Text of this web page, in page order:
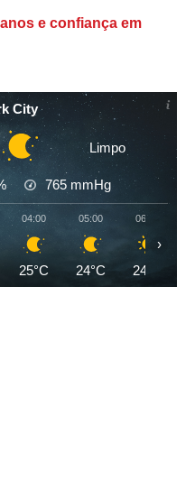
e confiança em
City
Limpo
765 mmHg
04:00
25°C
05:00
24°C
06:00
24°C
›